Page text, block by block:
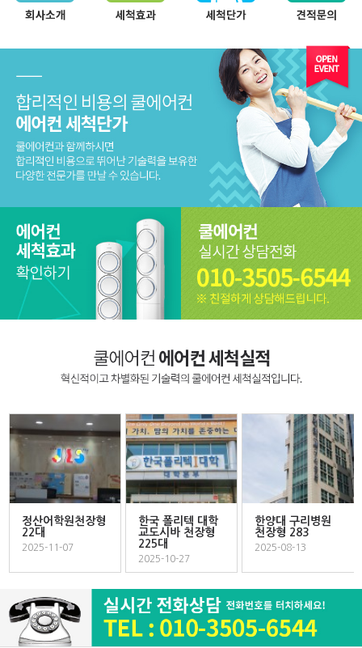
정산어학원천장형
22대
2025-11-07
한국 폴리텍 대학
교도시바 천장형
225대
2025-10-27
한양대 구리병원
천장형 283
2025-08-13